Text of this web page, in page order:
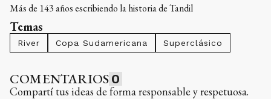
Más de 143 años escribiendo la historia de Tandil
Temas
River Copa Sudamericana Superclásico
COMENTARIOS 0
Compartí tus ideas de forma responsable y respetuosa.